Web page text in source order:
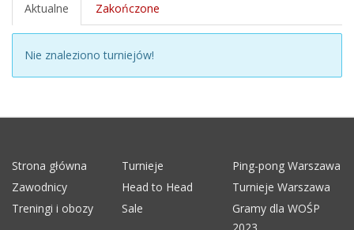
Aktualne Zakończone
Nie znaleziono turniejów!
Strona główna Turnieje
Ping-pong Warszawa
Zawodnicy
Head to Head
Turnieje Warszawa
Treningi i obozy
Sale
Gramy dla WOŚP